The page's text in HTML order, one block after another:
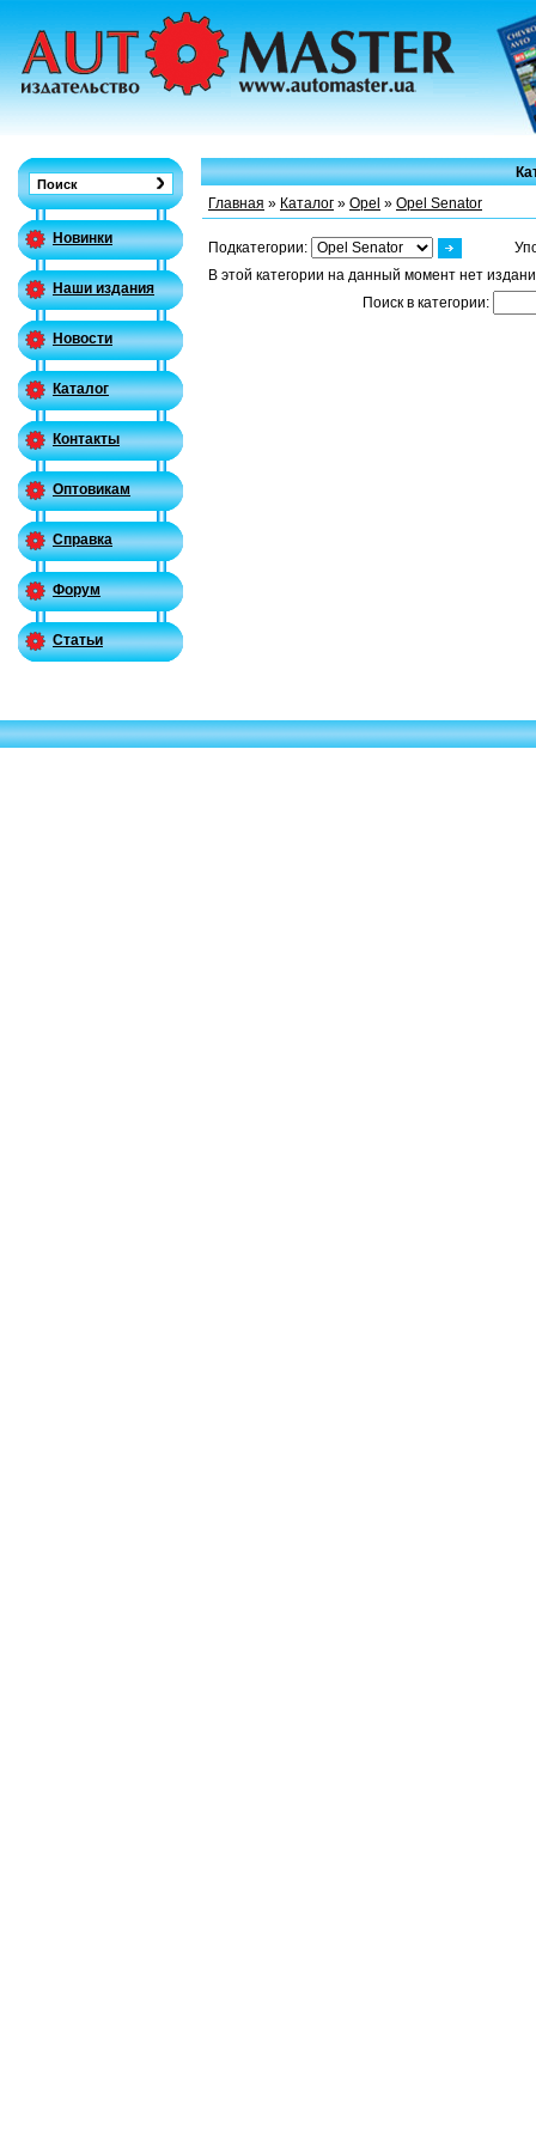
Новинки
Наши издания
Новости
Каталог
Контакты
Оптовикам
Справка
Форум
Статьи
Главная » Каталог » Opel » Opel Senator
Подкатегории:
В этой категории на данный момент нет
Поиск в категории: